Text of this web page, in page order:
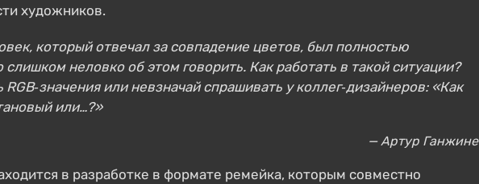
художников.
который отвечал за совпадение цветов, был полностью
неловко об этом говорить. Как работать в такой ситуации?
или невзначай спрашивать у коллег‑дизайнеров: «Как
или…?»
— Артур
в разработке в формате ремейка, которым совместно